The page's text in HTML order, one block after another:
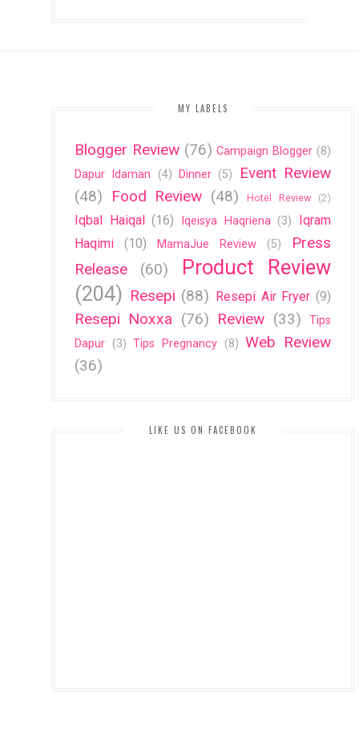
MY LABELS
Blogger Review (76) Campaign Blogger (8)
Dapur Idaman
(4) Dinner (5)
Event Review
(48)
Food Review (48) Hotel Review (2)
Iqbal Haiqal (16) Iqeisya Haqriena (3)
Iqram
Haqimi
(10) MamaJue Review (5)
Press
Release
(60)
Product Review
(204) Resepi (88) Resepi Air Fryer (9)
Resepi Noxxa (76) Review (33)
Tips
Dapur (3) Tips Pregnancy (8) Web Review
(36)
LIKE US ON FACEBOOK